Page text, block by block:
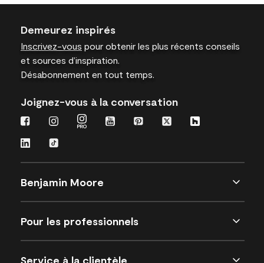
Demeurez inspirés
Inscrivez-vous pour obtenir les plus récents conseils
et sources d’inspiration.
Désabonnement en tout temps.
Joignez-vous à la conversation
Benjamin Moore
Pour les professionnels
Service à la clientèle